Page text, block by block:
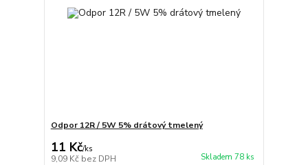
Odpor 12R / 5W 5% drátový tmelený
11 Kč/ks
9,09 Kč bez DPH Skladem 78 ks